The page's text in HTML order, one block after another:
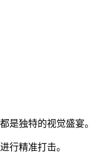
是独特的视觉盛宴。
行精准打击。